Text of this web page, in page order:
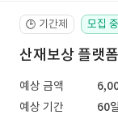
🕒 기간제 모집 중
산재보상 플랫
예상 금액
예상 기간
60일